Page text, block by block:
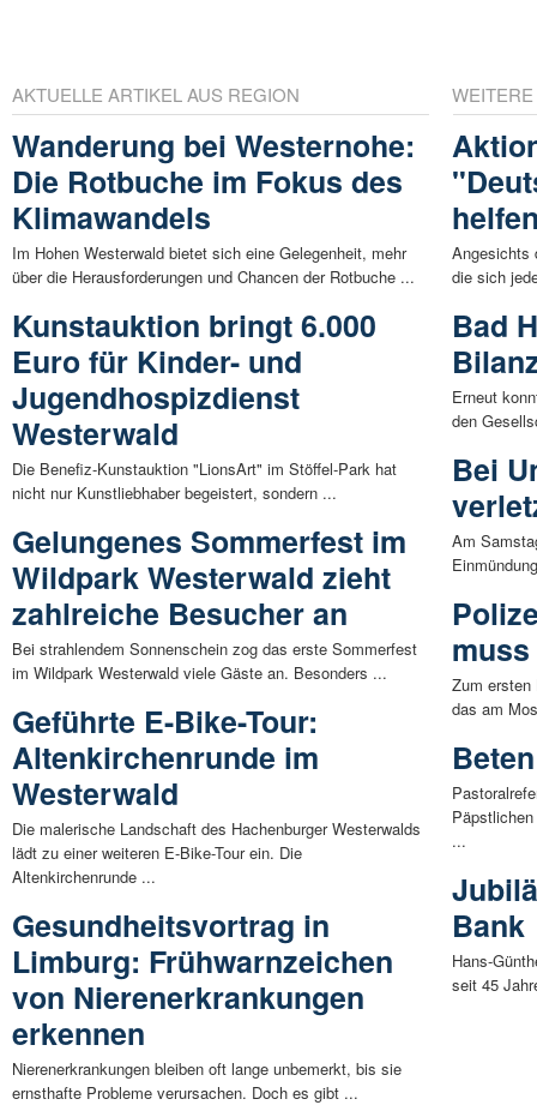
AKTUELLE ARTIKEL AUS REGION
Wanderung bei Westernohe:
Die Rotbuche im Fokus des
Klimawandels
Im Hohen Westerwald bietet sich eine Gelegenheit, mehr
über die Herausforderungen und Chancen der Rotbuche ...
Kunstauktion bringt 6.000
Euro für Kinder- und
Jugendhospizdienst
Westerwald
Die Benefiz-Kunstauktion "LionsArt" im Stöffel-Park hat
nicht nur Kunstliebhaber begeistert, sondern ...
Gelungenes Sommerfest im
Wildpark Westerwald zieht
zahlreiche Besucher an
Bei strahlendem Sonnenschein zog das erste Sommerfest
im Wildpark Westerwald viele Gäste an. Besonders ...
Geführte E-Bike-Tour:
Altenkirchenrunde im
Westerwald
Die malerische Landschaft des Hachenburger Westerwalds
lädt zu einer weiteren E-Bike-Tour ein. Die
Altenkirchenrunde ...
Gesundheitsvortrag in
Limburg: Frühwarnzeichen
von Nierenerkrankungen
erkennen
Nierenerkrankungen bleiben oft lange unbemerkt, bis sie
ernsthafte Probleme verursachen. Doch es gibt ...
Angesichts
die sich
Bad
Erneut
den
Bei
Am
Zum ersten
das am
...
Bank
Hans-
seit 45